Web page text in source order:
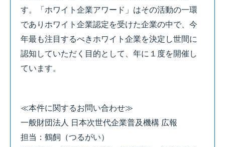
す。「ホワイト企業アワード」はその活動の一環
でありホワイト企業認定を受けた企業の中で、今
年最も注目するべきホワイト企業を決定し世間に
認知していただく目的として、年に１度を開催し
ています。
≪本件に関するお問い合わせ≫
一般財団法人 日本次世代企業普及機構 広報
担当：鶴飼（つるがい）